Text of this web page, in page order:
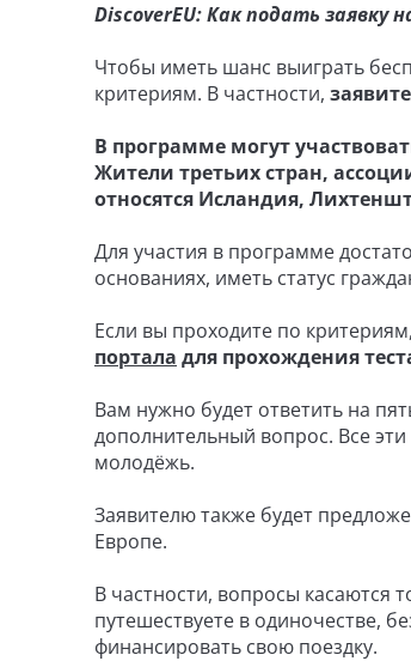
DiscoverEU: Как подать
Чтобы иметь шанс выиграть
критериям. В частности,
В программе могут
Жители третьих стран,
относятся Исландия,
Для участия в программе
основаниях, иметь статус
Если вы проходите по
портала для прохождения
Вам нужно будет ответить на
дополнительный вопрос. Все
молодёжь.
Заявителю также будет
Европе.
В частности, вопросы касаются
путешествуете в одиночестве,
финансировать свою поездку.